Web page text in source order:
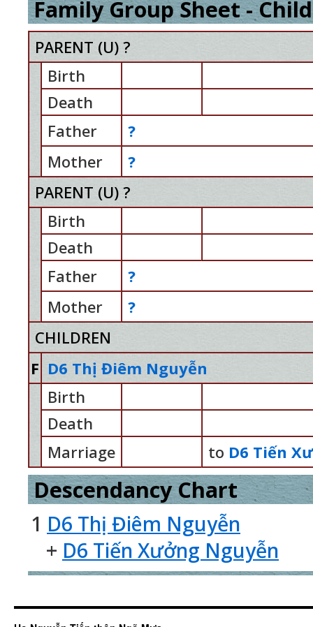
Family Group Sheet - Child
PARENT (U) ?
Birth
Death
Father
?
Mother
?
PARENT (U) ?
Birth
Death
Father
?
Mother
?
CHILDREN
F D6 Thị Điêm Nguyễn
Birth
Death
Marriage
to D6 Tiến
Descendancy Chart
1 D6 Thị Điêm Nguyễn
+ D6 Tiến Xưởng Nguyễn